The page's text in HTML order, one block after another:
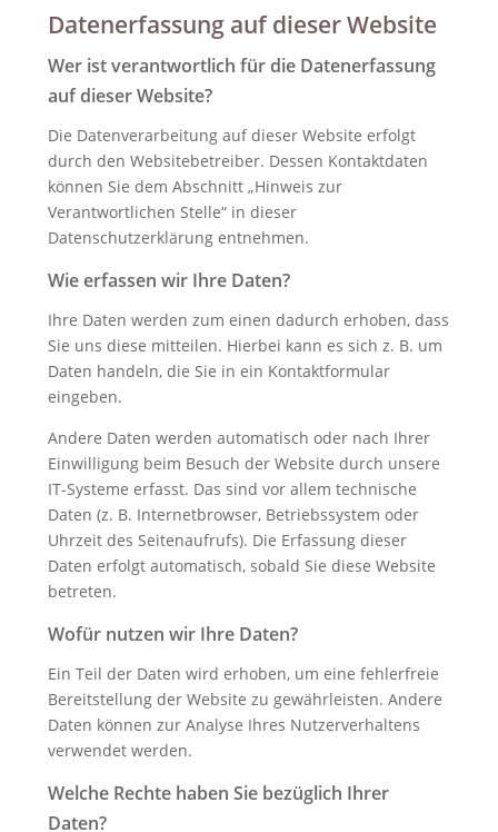
Datenerfassung auf dieser Website
Wer ist verantwortlich für die Datenerfassung
auf dieser Website?
Die Datenverarbeitung auf dieser Website erfolgt
durch den Websitebetreiber. Dessen Kontaktdaten
können Sie dem Abschnitt „Hinweis zur
Verantwortlichen Stelle“ in dieser
Datenschutzerklärung entnehmen.
Wie erfassen wir Ihre Daten?
Ihre Daten werden zum einen dadurch erhoben, dass
Sie uns diese mitteilen. Hierbei kann es sich z. B. um
Daten handeln, die Sie in ein Kontaktformular
eingeben.
Andere Daten werden automatisch oder nach Ihrer
Einwilligung beim Besuch der Website durch unsere
IT-Systeme erfasst. Das sind vor allem technische
Daten (z. B. Internetbrowser, Betriebssystem oder
Uhrzeit des Seitenaufrufs). Die Erfassung dieser
Daten erfolgt automatisch, sobald Sie diese Website
betreten.
Wofür nutzen wir Ihre Daten?
Ein Teil der Daten wird erhoben, um eine fehlerfreie
Bereitstellung der Website zu gewährleisten. Andere
Daten können zur Analyse Ihres Nutzerverhaltens
verwendet werden.
Welche Rechte haben Sie bezüglich Ihrer
Daten?